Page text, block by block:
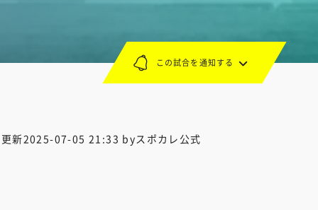
新2025-07-05 21:33 byスポカレ公式
この試合を通知する